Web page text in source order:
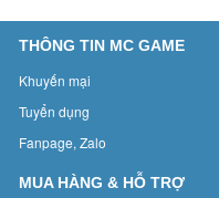
THÔNG TIN MC GAME
Khuyến mại
Tuyển dụng
Fanpage, Zalo
MUA HÀNG & HỖ TRỢ